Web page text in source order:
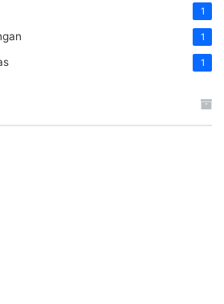
1
1
1